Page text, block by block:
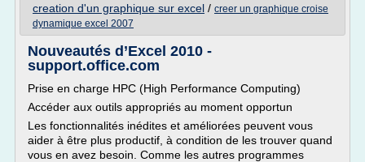
creation d'un graphique sur excel / creer un graphique croise
dynamique excel 2007
Nouveautés d’Excel 2010 -
support.office.com
Prise en charge HPC (High Performance Computing)
Accéder aux outils appropriés au moment opportun
Les fonctionnalités inédites et améliorées peuvent vous
aider à être plus productif, à condition de les trouver quand
vous en avez besoin. Comme les autres programmes